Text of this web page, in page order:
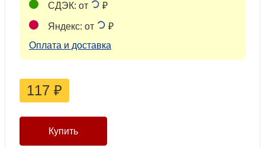
СДЭК: от ₽
Яндекс: от
₽
Оплата и доставка
117 ₽